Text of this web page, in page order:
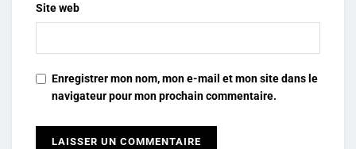
Site web
Enregistrer mon nom, mon e-mail et mon site dans le
navigateur pour mon prochain commentaire.